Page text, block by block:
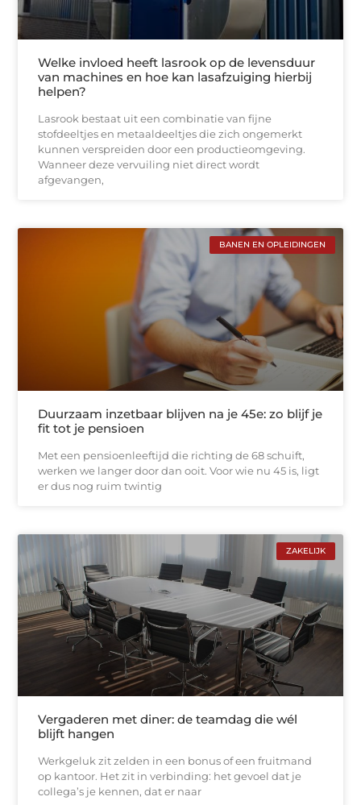
Welke invloed heeft lasrook op de levensduur
van machines en hoe kan lasafzuiging hierbij
helpen?
Lasrook bestaat uit een combinatie van fijne
stofdeeltjes en metaaldeeltjes die zich ongemerkt
kunnen verspreiden door een productieomgeving.
Wanneer deze vervuiling niet direct wordt
afgevangen,
BANEN EN OPLEIDINGEN
Duurzaam inzetbaar blijven na je 45e: zo blijf je
fit tot je pensioen
Met een pensioenleeftijd die richting de 68 schuift,
werken we langer door dan ooit. Voor wie nu 45 is, ligt
er dus nog ruim twintig
ZAKELIJK
Vergaderen met diner: de teamdag die wél
blijft hangen
Werkgeluk zit zelden in een bonus of een fruitmand
op kantoor. Het zit in verbinding: het gevoel dat je
collega’s je kennen, dat er naar